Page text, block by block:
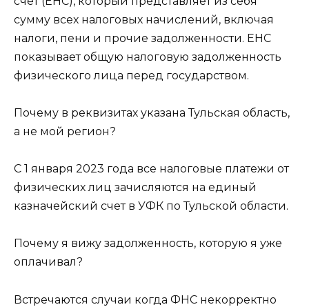
сумму всех налоговых начислений, включая
налоги, пени и прочие задолженности. ЕНС
показывает общую налоговую задолженность
физического лица перед государством.
Почему в реквизитах указана Тульская область,
а не мой регион?
С 1 января 2023 года все налоговые платежи от
физических лиц зачисляются на единый
казначейский счет в УФК по Тульской области.
Почему я вижу задолженность, которую я уже
оплачивал?
Встречаются случаи когда ФНС некорректно